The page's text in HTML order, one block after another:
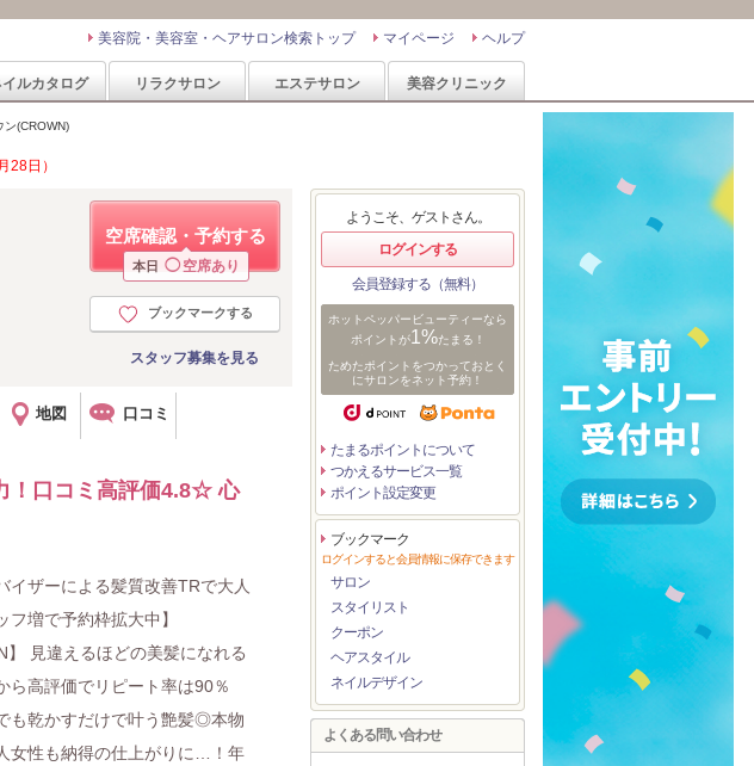
ヘルプ
マイページ
美容院・美容室・ヘアサロン検索トップ
ルカタログ リラクサロン エステサロン 美容クリニック
ン(CROWN)
28日）
空席確認・予約する
本日 ◯ 空席あり
ブックマークする
スタッフ募集を見る
地図 口コミ
！口コミ高評価4.8☆ 心
イザーによる髪質改善TRで大人
フ増で予約枠拡大中】
】 見違えるほどの美髪になれる
ら高評価でリピート率は90％
も乾かすだけで叶う艶髪◎本物
女性も納得の仕上がりに…！年
ようこそ、ゲストさん。
ログインする
会員登録する（無料）
ホットペッパービューティーなら
ポイントが1%たまる！
ためたポイントをつかっておとく
にサロンをネット予約！
たまるポイントについて
つかえるサービス一覧
ポイント設定変更
ブックマーク
ログインすると会員情報に保存できます
サロン
スタイリスト
クーポン
ヘアスタイル
ネイルデザイン
よくある問い合わせ